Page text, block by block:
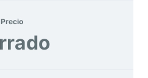
Precio